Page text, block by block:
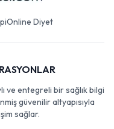
Online Diyet
ve entegreli bir sağlık bilgi
güvenilir altyapısıyla
sağlar.